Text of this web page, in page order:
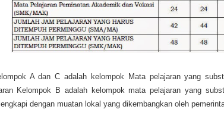
A dan C adalah kelompok Mata pelajaran yang
Kelompok B adalah kelompok mata pelajaran yang
dengan muatan lokal yang dikembangkan oleh